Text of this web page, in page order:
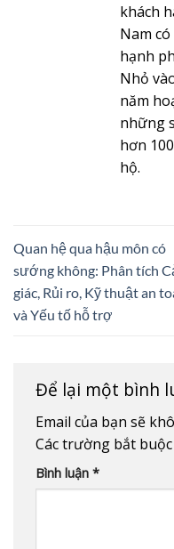
khách
Nam
hạnh
Nhỏ
năm
những
hơn
hộ.
Quan hệ qua hậu môn có
sướng không: Phân tích
giác, Rủi ro, Kỹ thuật an
và Yếu tố hỗ trợ
Để lại một bình
Email của bạn sẽ
Các trường bắt
Bình luận *